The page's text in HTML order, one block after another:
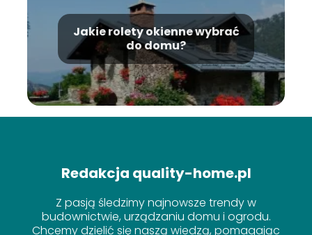
Jakie rolety okienne wybrać
do domu?
Redakcja quality-home.pl
Z pasją śledzimy najnowsze trendy w
budownictwie, urządzaniu domu i ogrodu.
Chcemy dzielić się naszą wiedzą, pomagając